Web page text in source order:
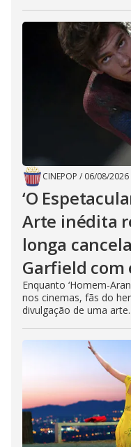
CINEPOP / 06/08/2026
‘O
Arte inédita
longa
Garfield com
Enquanto ‘Homem-
nos cinemas, fãs do
divulgação de uma